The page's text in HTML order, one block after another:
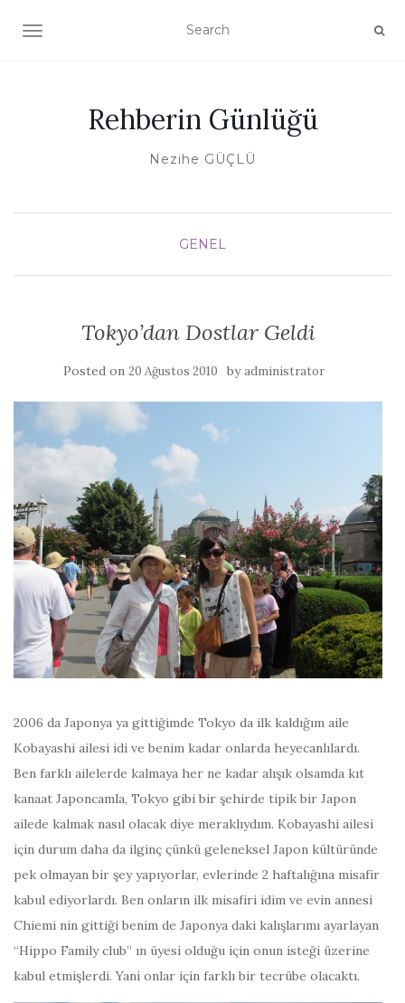
TOGGLE NAVIGATION
Rehberin Günlüğü
Nezihe GÜÇLÜ
GENEL
Tokyo’dan Dostlar Geldi
Posted on 20 Ağustos 2010 byadministrator
2006 da Japonya ya gittiğimde Tokyo da ilk kaldığım aile
Kobayashi ailesi idi ve benim kadar onlarda heyecanlılardı.
Ben farklı ailelerde kalmaya her ne kadar alışık olsamda kıt
kanaat Japoncamla, Tokyo gibi bir şehirde tipik bir Japon
ailede kalmak nasıl olacak diye meraklıydım. Kobayashi ailesi
için durum daha da ilginç çünkü geleneksel Japon kültüründe
pek olmayan bir şey yapıyorlar, evlerinde 2 haftalığına misafir
kabul ediyorlardı. Ben onların ilk misafiri idim ve evin annesi
Chiemi nin gittiği benim de Japonya daki kalışlarımı ayarlayan
“Hippo Family club” ın üyesi olduğu için onun isteği üzerine
kabul etmişlerdi. Yani onlar için farklı bir tecrübe olacaktı.